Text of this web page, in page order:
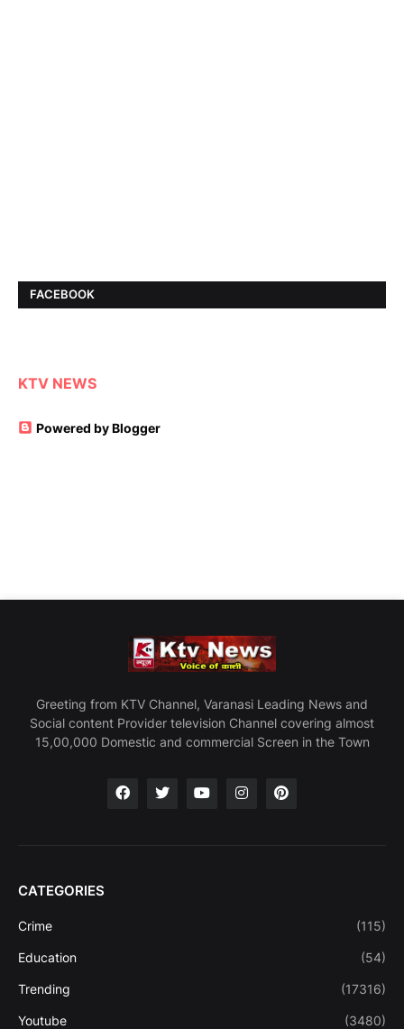
FACEBOOK
KTV NEWS
Powered by Blogger
Greeting from KTV Channel, Varanasi Leading News and
Social content Provider television Channel covering almost
15,00,000 Domestic and commercial Screen in the Town
CATEGORIES
Crime (115)
Education (54)
Trending (17316)
Youtube (3480)